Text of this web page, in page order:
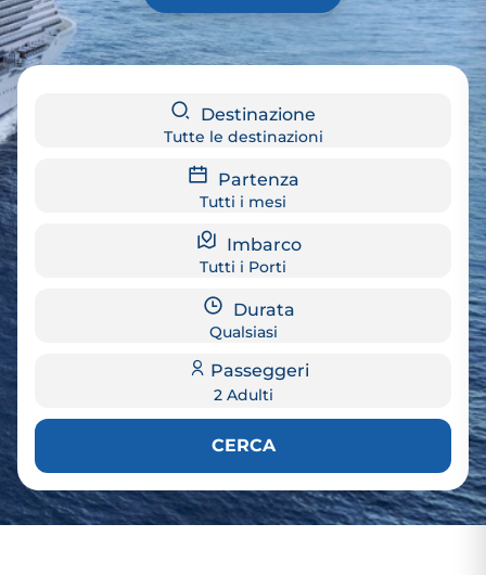
Destinazione
Tutte le destinazioni
Partenza
Tutti i mesi
Imbarco
Tutti i Porti
Durata
Qualsiasi
Passeggeri
2 Adulti
CERCA